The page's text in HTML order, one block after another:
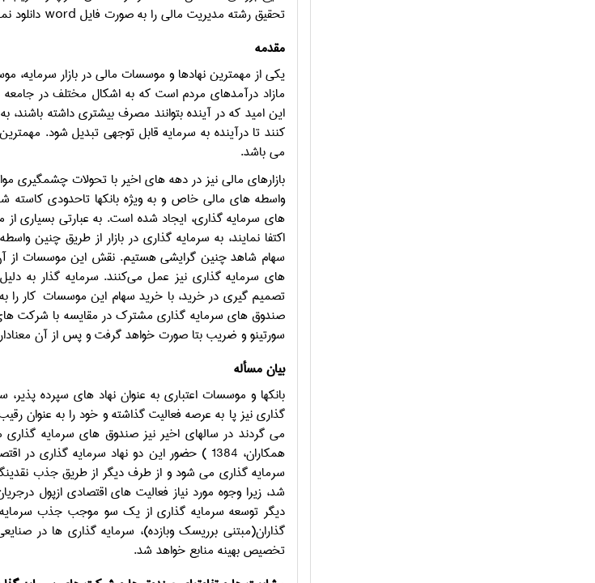
تحقیق رشته مدیریت مالی را به صورت فایل word دانلود نمایید.
مقدمه
یکی از مهمترین نهادها و موسسات مالی در بازار سرمایه،
مازاد درآمدهای مردم است که به اشکال مختلف در
این امید که در آینده بتوانند مصرف بیشتری داشته باشند،
کنند تا درآینده به سرمایه قابل توجهی تبدیل شود.
می باشد.
بازارهای مالی نیز در دهه های اخیر با تحولات چشمگیری
واسطه های مالی خاص و به ویژه بانکها تاحدودی
های سرمایه گذاری، ایجاد شده است. به عبارتی بسیاری
اکتفا نمایند، به سرمایه گذاری در بازار از طریق چنین
سهام شاهد چنین گرایشی هستیم. نقش این موسسات از
های سرمایه گذاری نیز عمل می‌کنند. سرمایه گذار به
تصمیم گیری در خرید، با خرید سهام این موسسات کار
صندوق های سرمایه گذاری مشترک در مقایسه با شرکت
سورتینو و ضریب بتا صورت خواهد گرفت و پس از آن
بیان مسأله
بانکها و موسسات اعتباری به عنوان نهاد های سپرده
گذاری نیز پا به عرصه فعالیت گذاشته و خود را به عنوان
می گردند در سالهای اخیر نیز صندوق های سرمایه
همکاران، 1384 ) حضور این دو نهاد سرمایه
سرمایه گذاری می شود و از طرف دیگر از طریق جذب
شد، زیرا وجوه مورد نیاز فعالیت های اقتصادی ازپول
دیگر توسعه سرمایه گذاری از یک سو موجب جذب
گذاران(مبتنی برریسک وبازده)، سرمایه گذاری ها در
تخصیص بهینه منابع خواهد شد.